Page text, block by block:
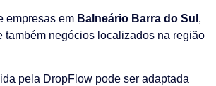
empresas em Balneário Barra do Sul ,
também negócios localizados na região
pela DropFlow pode ser adaptada